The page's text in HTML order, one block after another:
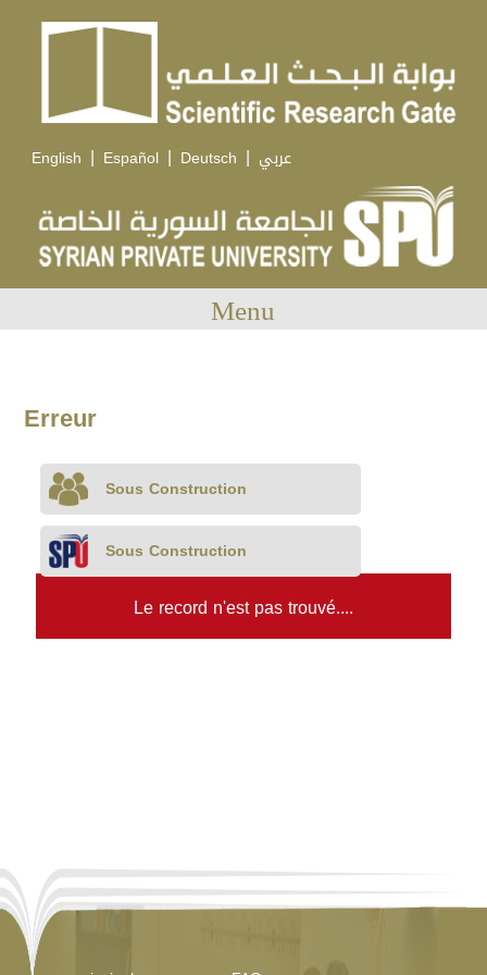
English | Español | Deutsch | عربي
Menu
Erreur
Sous Construction
Sous Construction
Le record n'est pas trouvé....